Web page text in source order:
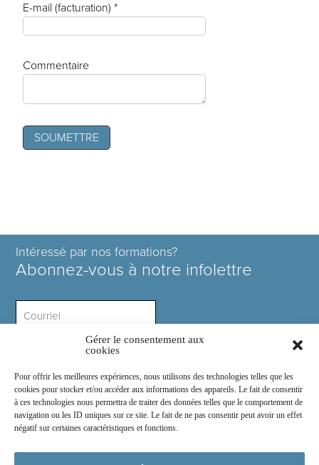
Gérer le consentement aux
cookies
Pour offrir les meilleures expériences, nous utilisons des technologies telles que les
cookies pour stocker et/ou accéder aux informations des appareils. Le fait de consentir
à ces technologies nous permettra de traiter des données telles que le comportement de
navigation ou les ID uniques sur ce site. Le fait de ne pas consentir peut avoir un effet
négatif sur certaines caractéristiques et fonctions.
E-mail (facturation) *
Commentaire
Intéressé par nos formations?
Abonnez-vous à notre infolettre